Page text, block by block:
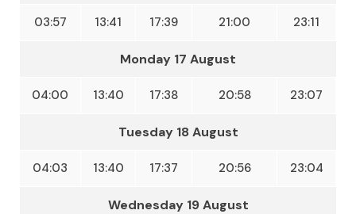
03:57 13:41 17:39 21:00 23:11
Monday 17 August
04:00 13:40 17:38 20:58 23:07
Tuesday 18 August
04:03 13:40 17:37 20:56 23:04
Wednesday 19 August